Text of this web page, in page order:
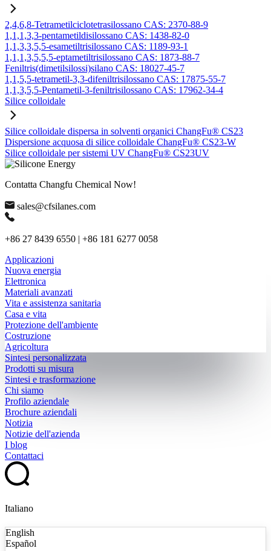
2,4,6,8-Tetrametilciclotetrasilossano CAS: 2370-88-9
1,1,1,3,3-pentametildisilossano CAS: 1438-82-0
1,1,3,3,5,5-esametiltrisilossano CAS: 1189-93-1
1,1,1,3,5,5,5-eptametiltrisilossano CAS: 1873-88-7
Feniltris(dimetilsilossi)silano CAS: 18027-45-7
1,1,5,5-tetrametil-3,3-difeniltrisilossano CAS: 17875-55-7
1,1,3,5,5-Pentametil-3-feniltrisilossano CAS: 17962-34-4
Silice colloidale
Silice colloidale dispersa in solventi organici ChangFu® CS23
Dispersione acquosa di silice colloidale ChangFu® CS23-W
Silice colloidale per sistemi UV ChangFu® CS23UV
Contatta Changfu Chemical Now!
sales@cfsilanes.com
+86 27 8439 6550 | +86 181 6277 0058
Applicazioni
Nuova energia
Elettronica
Materiali avanzati
Vita e assistenza sanitaria
Casa e vita
Protezione dell'ambiente
Costruzione
Agricoltura
Sintesi personalizzata
Prodotti su misura
Sintesi e trasformazione
Chi siamo
Profilo aziendale
Brochure aziendali
Notizia
Notizie dell'azienda
I blog
Contattaci
Italiano
English
Español